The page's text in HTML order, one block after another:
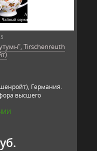
Tirschenreuth
Германия.
высшего